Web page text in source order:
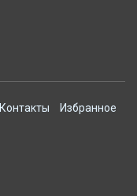
Контакты
Избранное